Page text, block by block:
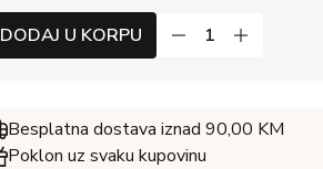
DODAJ U KORPU
Besplatna dostava iznad 90,00 KM
Poklon uz svaku kupovinu